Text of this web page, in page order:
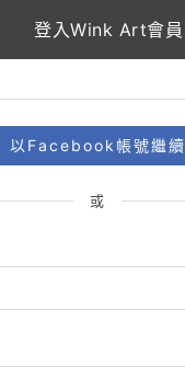
登入Wink Art會員
以Facebook帳號繼續
或